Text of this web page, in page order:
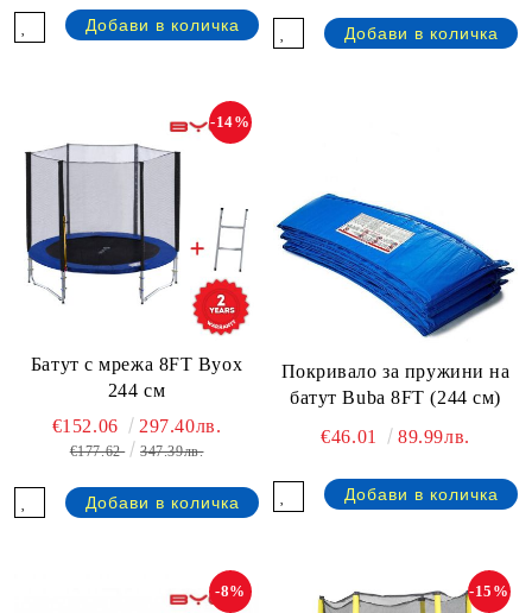
Батут с мрежа 8FT Byox
244 см
-14%
€152.06 297.40лв.
€177.62 347.39лв.
Покривало за пружини на
батут Buba 8FT (244 см)
€46.01
89.99лв.
-8% -15%